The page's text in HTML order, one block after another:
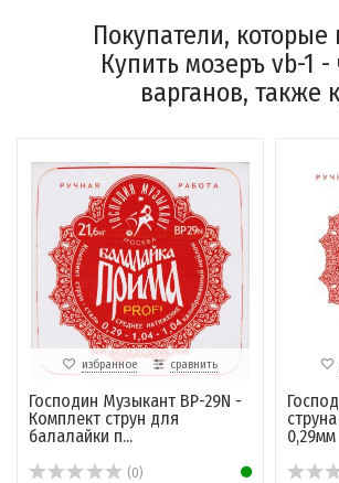
Покупатели, которые
Купить мозеръ vb-1 -
варганов, также
избранное сравнить
Господин Музыкант BP-29N -
Комплект струн для
балалайки п...
(0)
0,29мм